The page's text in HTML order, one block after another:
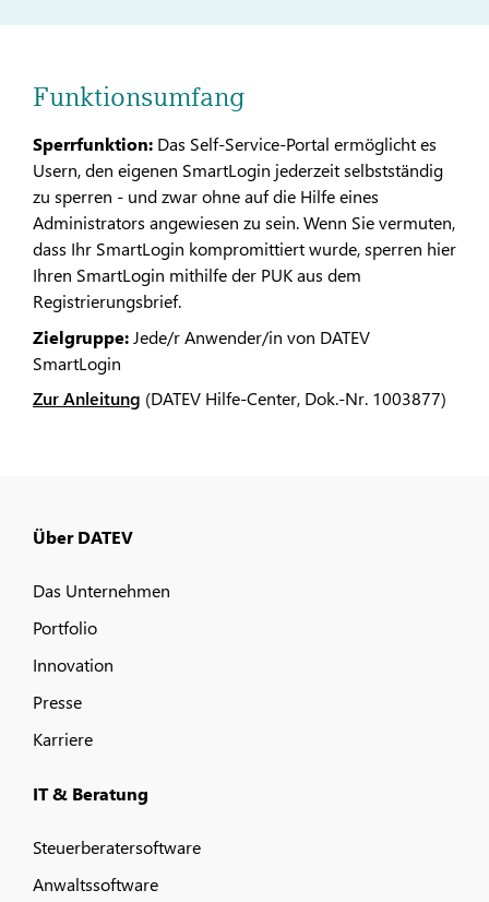
Funktionsumfang
Sperrfunktion: Das Self-Service-Portal ermöglicht es
Usern, den eigenen SmartLogin jederzeit selbstständig
zu sperren - und zwar ohne auf die Hilfe eines
Administrators angewiesen zu sein. Wenn Sie vermuten,
dass Ihr SmartLogin kompromittiert wurde, sperren hier
Ihren SmartLogin mithilfe der PUK aus dem
Registrierungsbrief.
Zielgruppe: Jede/r Anwender/in von DATEV
SmartLogin
Zur Anleitung (DATEV Hilfe-Center, Dok.-Nr. 1003877)
Über DATEV
Das Unternehmen
Portfolio
Innovation
Presse
Karriere
IT & Beratung
Steuerberatersoftware
Anwaltssoftware